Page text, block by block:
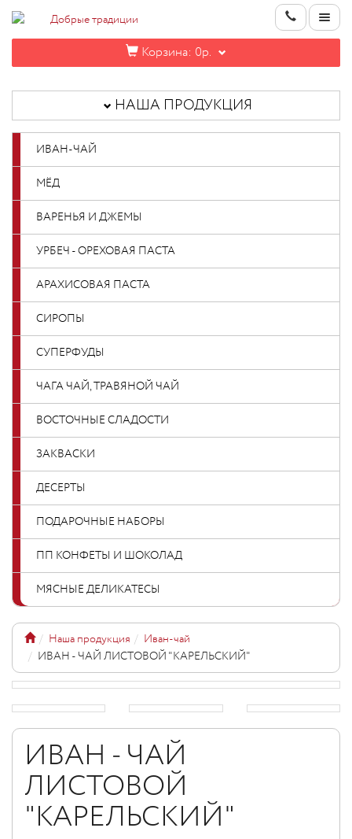
Корзина: 0р.
ИНФОРМАЦИЯ
КОНТАКТЫ
НОВИНКИ
ОПТОВИКАМ
НАША ПРОДУКЦИЯ
ИВАН-ЧАЙ
МЁД
ВАРЕНЬЯ И ДЖЕМЫ
УРБЕЧ - ОРЕХОВАЯ ПАСТА
АРАХИСОВАЯ ПАСТА
СИРОПЫ
СУПЕРФУДЫ
ЧАГА ЧАЙ, ТРАВЯНОЙ ЧАЙ
ВОСТОЧНЫЕ СЛАДОСТИ
ЗАКВАСКИ
ДЕСЕРТЫ
ПОДАРОЧНЫЕ НАБОРЫ
ПП КОНФЕТЫ И ШОКОЛАД
МЯСНЫЕ ДЕЛИКАТЕСЫ
Наша продукция
Иван-чай
ИВАН - ЧАЙ ЛИСТОВОЙ "КАРЕЛЬСКИЙ"
ИВАН - ЧАЙ
ЛИСТОВОЙ
"КАРЕЛЬСКИЙ"